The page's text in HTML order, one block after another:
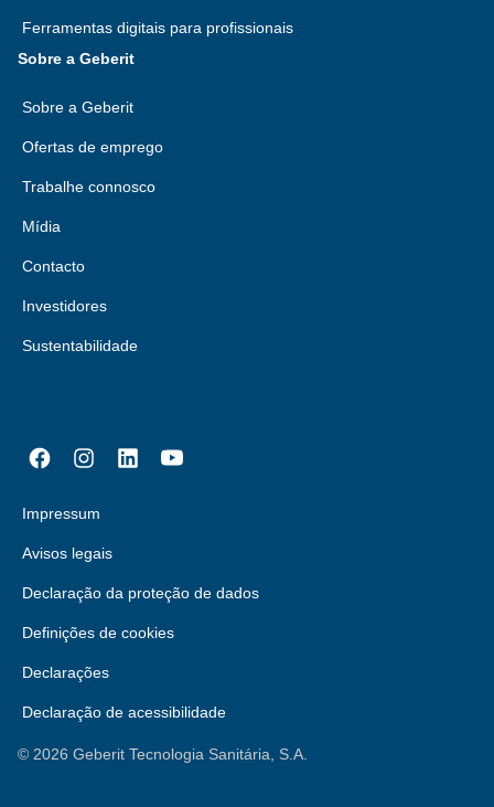
Ferramentas digitais para profissionais
Sobre a Geberit
Sobre a Geberit
Ofertas de emprego
Trabalhe connosco
Mídia
Contacto
Investidores
Sustentabilidade
Impressum
Avisos legais
Declaração da proteção de dados
Definições de cookies
Declarações
Declaração de acessibilidade
© 2026 Geberit Tecnologia Sanitária, S.A.